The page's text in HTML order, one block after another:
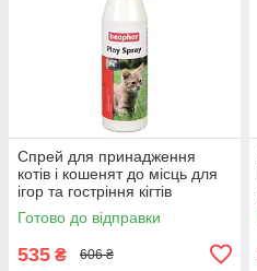
Спрей для принадження
котів і кошенят до місць для
ігор та гостріння кігтів
Beaphar Play Spray, 150 мл
(*)
Готово до відправки
535 ₴ 606 ₴